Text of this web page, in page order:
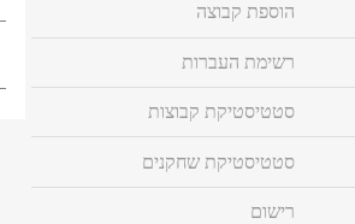
הוספת קבוצה
רשימת העברות
סטטיסטיקת קבוצות
סטטיסטיקת שחקנים
רישום